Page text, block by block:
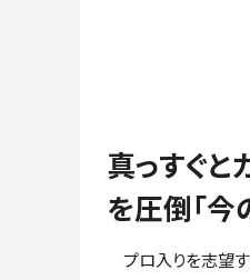
真っすぐ
を圧倒「今
プロ入りを志望